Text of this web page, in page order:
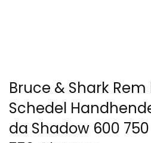
Bruce & Shark
Schedel
da Shadow 600 750